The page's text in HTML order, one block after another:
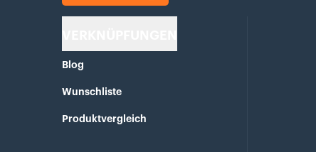
Blog
Wunschliste
Produktvergleich